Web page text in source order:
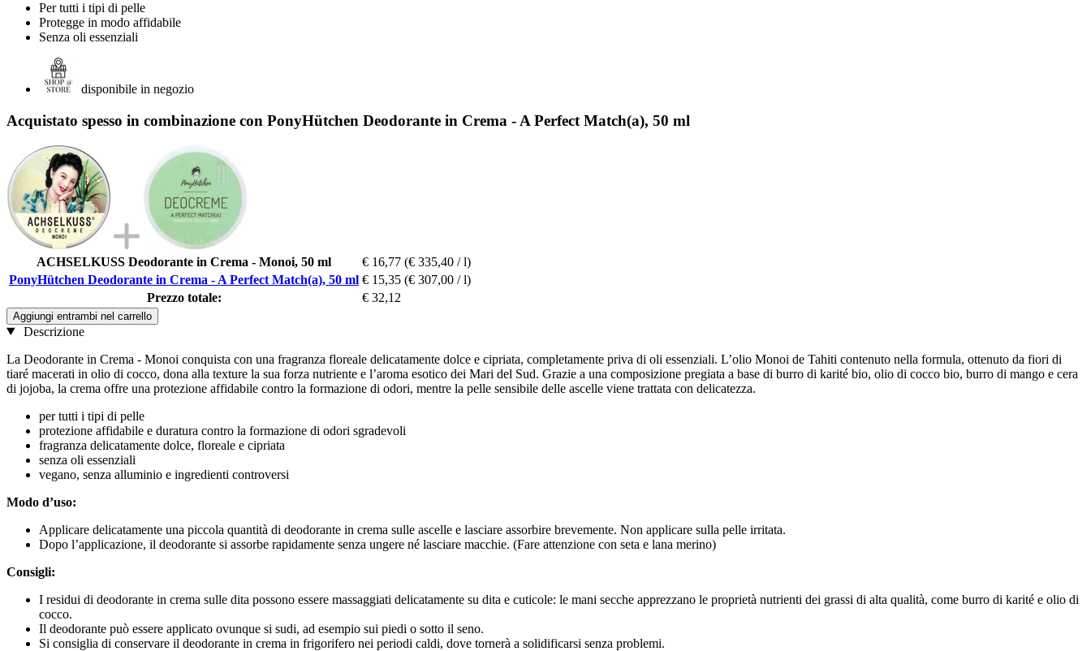
Per tutti i tipi di pelle
Protegge in modo affidabile
Senza oli essenziali
disponibile in negozio
Acquistato spesso in combinazione con PonyHütchen Deodorante in Crema - A Perfect Match(a), 50 ml
ACHSELKUSS Deodorante in Crema - Monoi, 50 ml € 16,77 (€ 335,40 / l)
PonyHütchen Deodorante in Crema - A Perfect Match(a), 50 ml € 15,35 (€ 307,00 / l)
Prezzo totale:
€ 32,12
Aggiungi entrambi nel carrello
Descrizione
La Deodorante in Crema - Monoi conquista con una fragranza floreale delicatamente dolce e cipriata, completamente priva di oli essenziali. L’olio Monoi de Tahiti contenuto nella formula, ottenuto da fiori di
tiaré macerati in olio di cocco, dona alla texture la sua forza nutriente e l’aroma esotico dei Mari del Sud. Grazie a una composizione pregiata a base di burro di karité bio, olio di cocco bio, burro di mango e cera
di jojoba, la crema offre una protezione affidabile contro la formazione di odori, mentre la pelle sensibile delle ascelle viene trattata con delicatezza.
per tutti i tipi di pelle
protezione affidabile e duratura contro la formazione di odori sgradevoli
fragranza delicatamente dolce, floreale e cipriata
senza oli essenziali
vegano, senza alluminio e ingredienti controversi
Modo d’uso:
Applicare delicatamente una piccola quantità di deodorante in crema sulle ascelle e lasciare assorbire brevemente. Non applicare sulla pelle irritata.
Dopo l’applicazione, il deodorante si assorbe rapidamente senza ungere né lasciare macchie. (Fare attenzione con seta e lana merino)
Consigli:
I residui di deodorante in crema sulle dita possono essere massaggiati delicatamente su dita e cuticole: le mani secche apprezzano le proprietà nutrienti dei grassi di alta qualità, come burro di karité e olio di
cocco.
Il deodorante può essere applicato ovunque si sudi, ad esempio sui piedi o sotto il seno.
Si consiglia di conservare il deodorante in crema in frigorifero nei periodi caldi, dove tornerà a solidificarsi senza problemi.